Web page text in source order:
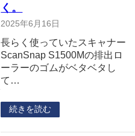
く。
2025年6月16日
長らく使っていたスキャナー
ScanSnap S1500Mの排出ロ
ーラーのゴムがベタベタし
て…
続きを読む